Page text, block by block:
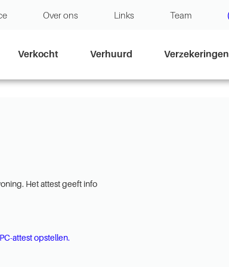
Over ons Links Team
Verkocht Verhuurd Verzekeringen
Het attest geeft info
attest opstellen.